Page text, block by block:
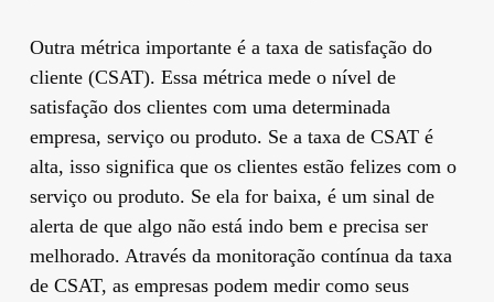
Outra métrica importante é a taxa de satisfação do
cliente (CSAT). Essa métrica mede o nível de
satisfação dos clientes com uma determinada
empresa, serviço ou produto. Se a taxa de CSAT é
alta, isso significa que os clientes estão felizes com o
serviço ou produto. Se ela for baixa, é um sinal de
alerta de que algo não está indo bem e precisa ser
melhorado. Através da monitoração contínua da taxa
de CSAT, as empresas podem medir como seus